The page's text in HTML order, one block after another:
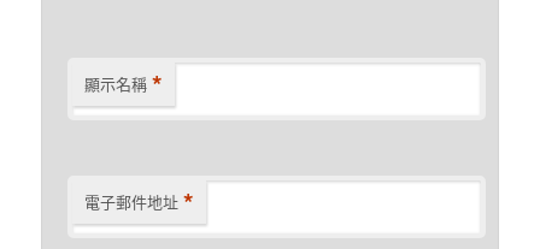
顯示名稱 *
電子郵件地址 *